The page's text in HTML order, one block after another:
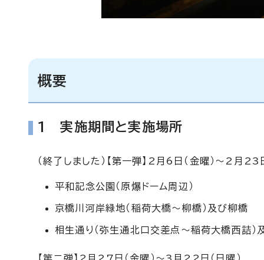
概要
1 実施期間と実施場所
（終了しました）【第一弾】2月6日（金曜）～2月23
平和記念公園（原爆ドーム周辺）
京橋川河岸緑地（稲荷大橋～柳橋）及び柳橋
相生通り（弥生通北口交差点～稲荷大橋西詰